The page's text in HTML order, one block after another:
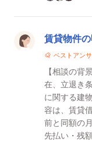
賃貸物件
ベストアン
【相談の背
在、立退き
に関する建物
容は、賃貸
前と同額の
先払い・残